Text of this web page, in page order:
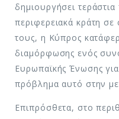
δημιουργήσει
περιφερειακά κράτη
τους, η Κύπρος
διαμόρφωσης ενός
Ευρωπαϊκής Ένωσης για
πρόβλημα αυτό στην
Επιπρόσθετα, στο